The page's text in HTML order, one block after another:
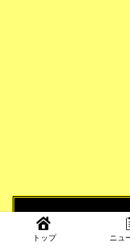
トップ ニュ